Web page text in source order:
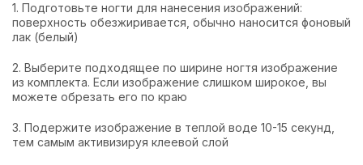
1. Подготовьте ногти для нанесения изображений:
поверхность обезжиривается, обычно наносится фоновый
лак (белый)
2. Выберите подходящее по ширине ногтя изображение
из комплекта. Если изображение слишком широкое, вы
можете обрезать его по краю
3. Подержите изображение в теплой воде 10-15 секунд,
тем самым активизируя клеевой слой